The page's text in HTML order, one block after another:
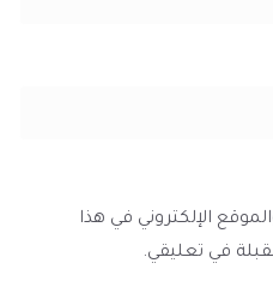
الإلكتروني في هذا
في تعليقي.